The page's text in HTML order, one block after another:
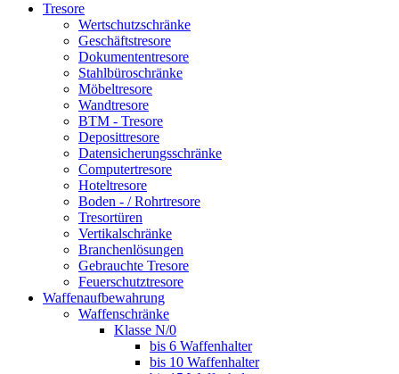
Tresore
Wertschutzschränke
Geschäftstresore
Dokumententresore
Stahlbüroschränke
Möbeltresore
Wandtresore
BTM - Tresore
Deposittresore
Datensicherungsschränke
Computertresore
Hoteltresore
Boden - / Rohrtresore
Tresortüren
Vertikalschränke
Branchenlösungen
Gebrauchte Tresore
Feuerschutztresore
Waffenaufbewahrung
Waffenschränke
Klasse N/0
bis 6 Waffenhalter
bis 10 Waffenhalter